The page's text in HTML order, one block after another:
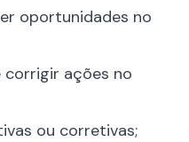
oportunidades no
corrigir ações no
ou corretivas;